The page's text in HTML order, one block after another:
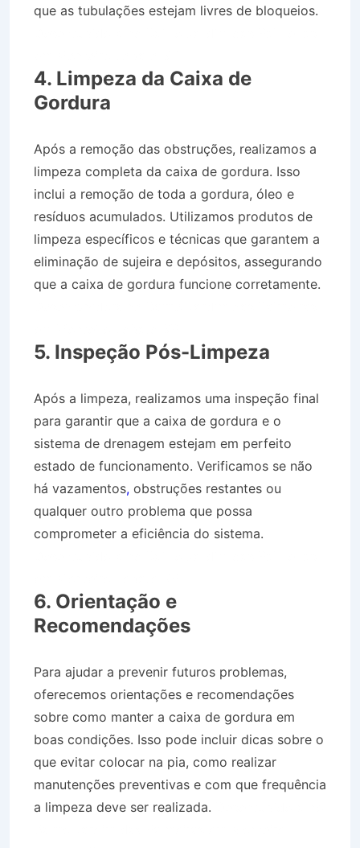
que as tubulações estejam livres de bloqueios.
4. Limpeza da Caixa de
Gordura
Após a remoção das obstruções, realizamos a
limpeza completa da caixa de gordura. Isso
inclui a remoção de toda a gordura, óleo e
resíduos acumulados. Utilizamos produtos de
limpeza específicos e técnicas que garantem a
eliminação de sujeira e depósitos, assegurando
que a caixa de gordura funcione corretamente.
5. Inspeção Pós-Limpeza
Após a limpeza, realizamos uma inspeção final
para garantir que a caixa de gordura e o
sistema de drenagem estejam em perfeito
estado de funcionamento. Verificamos se não
há vazamentos, obstruções restantes ou
qualquer outro problema que possa
comprometer a eficiência do sistema.
6. Orientação e
Recomendações
Para ajudar a prevenir futuros problemas,
oferecemos orientações e recomendações
sobre como manter a caixa de gordura em
boas condições. Isso pode incluir dicas sobre o
que evitar colocar na pia, como realizar
manutenções preventivas e com que frequência
a limpeza deve ser realizada.